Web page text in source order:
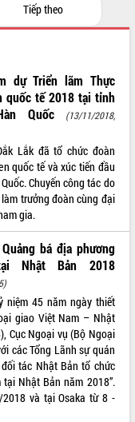
Tiếp theo
dự Triển lãm Thực
quốc tế 2018 tại tỉnh
Quốc
(13/11/2018,
Lắk đã tổ chức đoàn
quốc tế và xúc tiến đầu
Chuyến công tác do
trưởng đoàn cùng đại
gia.
bá địa phương
Nhật Bản 2018
niệm 45 năm ngày thiết
giao Việt Nam – Nhật
Cục Ngoại vụ (Bộ Ngoại
các Tổng Lãnh sự quán
tác Nhật Bản tổ chức
Nhật Bản năm 2018”.
và tại Osaka từ 8 -